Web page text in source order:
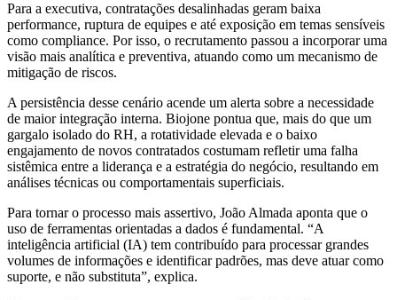
Para a executiva, contratações desalinhadas geram baixa
performance, ruptura de equipes e até exposição em temas sensíveis
como compliance. Por isso, o recrutamento passou a incorporar uma
visão mais analítica e preventiva, atuando como um mecanismo de
mitigação de riscos.
A persistência desse cenário acende um alerta sobre a necessidade
de maior integração interna. Biojone pontua que, mais do que um
gargalo isolado do RH, a rotatividade elevada e o baixo
engajamento de novos contratados costumam refletir uma falha
sistêmica entre a liderança e a estratégia do negócio, resultando em
análises técnicas ou comportamentais superficiais.
Para tornar o processo mais assertivo, João Almada aponta que o
uso de ferramentas orientadas a dados é fundamental. “A
inteligência artificial (IA) tem contribuído para processar grandes
volumes de informações e identificar padrões, mas deve atuar como
suporte, e não substituta”, explica.